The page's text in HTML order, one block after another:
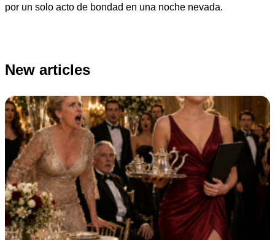
por un solo acto de bondad en una noche nevada.
New articles